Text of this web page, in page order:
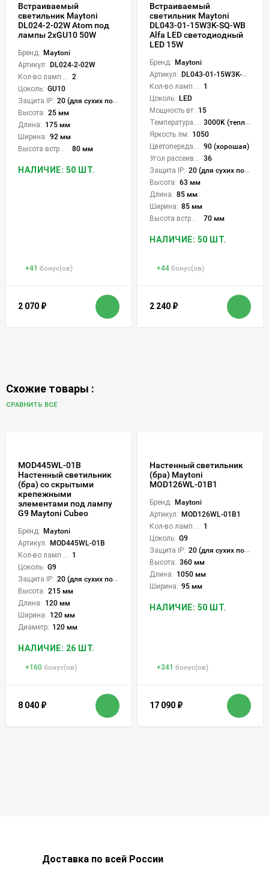
Встраиваемый
светильник Maytoni
DL024-2-02W Atom под
лампы 2xGU10 50W
Бренд: Maytoni
Артикул: DL024-2-02W
2
Цоколь: GU10
Защита IP: 20 (для сухих пом.)
Высота: 25 мм
Длина: 175 мм
Ширина: 92 мм
80 мм
НАЛИЧИЕ: 50 ШТ.
+41 бонус(ов)
2 070 ₽
Встраиваемый
светильник Maytoni
DL043-01-15W3K-SQ-WB
Alfa LED светодиодный
LED 15W
Бренд: Maytoni
Артикул: DL043-01-15W3K-SQ-WB
1
Цоколь: LED
Мощность вт: 15
3000K (теплый)
Яркость лм: 1050
90 (хорошая)
36
Защита IP: 20 (для сухих пом.)
Высота: 63 мм
Длина: 85 мм
Ширина: 85 мм
70 мм
НАЛИЧИЕ: 50 ШТ.
+44 бонус(ов)
2 240 ₽
Схожие товары :
СРАВНИТЬ ВСЕ
MOD445WL-01B
Настенный светильник
(бра) со скрытыми
крепежными
элементами под лампу
G9 Maytoni Cubeo
Бренд: Maytoni
Артикул: MOD445WL-01B
1
Цоколь: G9
Защита IP: 20 (для сухих пом.)
Высота: 215 мм
Длина: 120 мм
Ширина: 120 мм
Диаметр: 120 мм
НАЛИЧИЕ: 26 ШТ.
+160 бонус(ов)
8 040 ₽
Настенный светильник
(бра) Maytoni
MOD126WL-01B1
Бренд: Maytoni
Артикул: MOD126WL-01B1
1
Цоколь: G9
Защита IP: 20 (для сухих пом.)
Высота: 360 мм
Длина: 1050 мм
Ширина: 95 мм
НАЛИЧИЕ: 50 ШТ.
+341 бонус(ов)
17 090 ₽
Доставка по всей России